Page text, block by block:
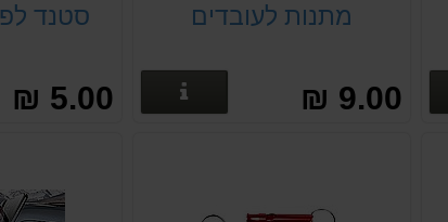
פרטים נוספים
מתנות לעובדים
9.00 ₪ פרטים נוספים
סטנד
5.00 ₪